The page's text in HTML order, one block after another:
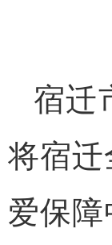
宿迁
将宿
爱保